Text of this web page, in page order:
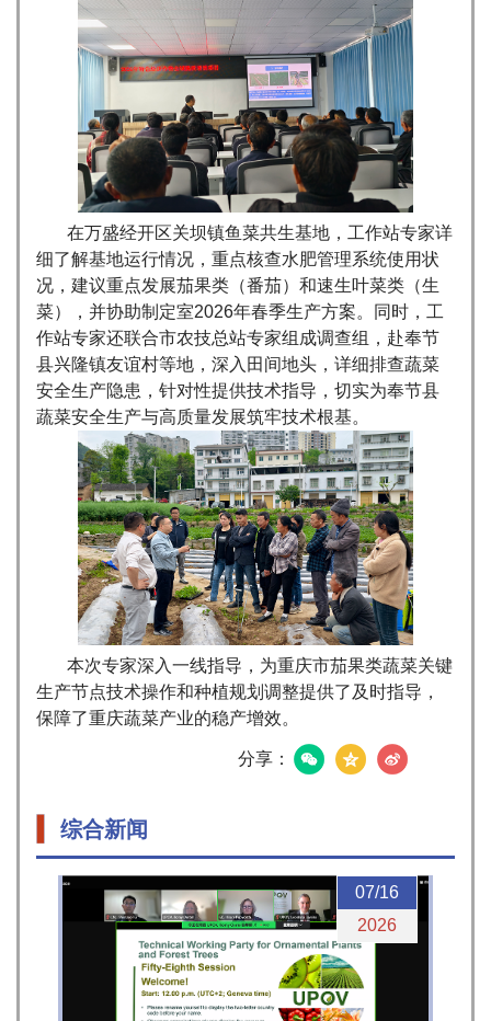
在万盛经开区关坝镇鱼菜共生基地，工作站专家详
细了解基地运行情况，重点核查水肥管理系统使用状
况，建议重点发展茄果类（番茄）和速生叶菜类（生
菜），并协助制定室2026年春季生产方案。同时，工
作站专家还联合市农技总站专家组成调查组，赴奉节
县兴隆镇友谊村等地，深入田间地头，详细排查蔬菜
安全生产隐患，针对性提供技术指导，切实为奉节县
蔬菜安全生产与高质量发展筑牢技术根基。
本次专家深入一线指导，为重庆市茄果类蔬菜关键
生产节点技术操作和种植规划调整提供了及时指导，
保障了重庆蔬菜产业的稳产增效。
分享：
综合新闻
07/16
2026